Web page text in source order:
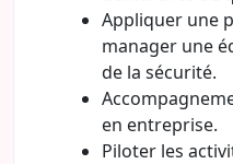
Appliquer une
manager une
de la sécurité.
en entreprise.
Piloter les